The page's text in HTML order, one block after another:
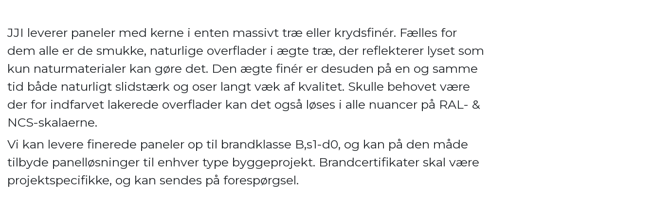
JJI leverer paneler med kerne i enten massivt træ eller krydsfinér. Fælles for
dem alle er de smukke, naturlige overflader i ægte træ, der reflekterer lyset som
kun naturmaterialer kan gøre det. Den ægte finér er desuden på en og samme
tid både naturligt slidstærk og oser langt væk af kvalitet. Skulle behovet være
der for indfarvet lakerede overflader kan det også løses i alle nuancer på RAL- &
NCS-skalaerne.
Vi kan levere finerede paneler op til brandklasse B,s1-d0, og kan på den måde
tilbyde panelløsninger til enhver type byggeprojekt. Brandcertifikater skal være
projektspecifikke, og kan sendes på forespørgsel.